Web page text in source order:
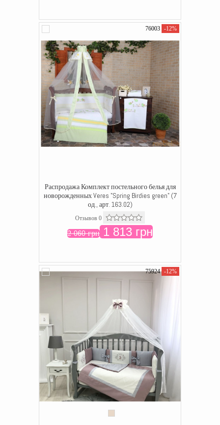
76003 -12%
Распродажа Комплект постельного белья для
новорожденных Veres "Spring Birdies green" (7
од., арт. 163.02)
Отзывов 0
2 060 грн 1 813 грн
75924 -12%